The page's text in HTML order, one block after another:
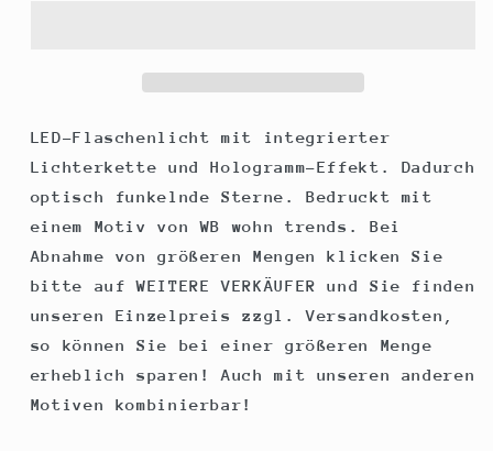
Hochzeit,
grau,
29cm,
Flaschen-
Licht
Glitzer-
Flasche
Lampe
mit
Text
Spruch
Hochzeit,
grau,
29cm,
Flaschen-
Licht
Glitzer-
Flasche
Lampe
mit
Text
Spruch
LED-Flaschenlicht mit integrierter
Lichterkette und Hologramm-Effekt. Dadurch
optisch funkelnde Sterne. Bedruckt mit
einem Motiv von WB wohn trends. Bei
Abnahme von größeren Mengen klicken Sie
bitte auf WEITERE VERKÄUFER und Sie finden
unseren Einzelpreis zzgl. Versandkosten,
so können Sie bei einer größeren Menge
erheblich sparen! Auch mit unseren anderen
Motiven kombinierbar!